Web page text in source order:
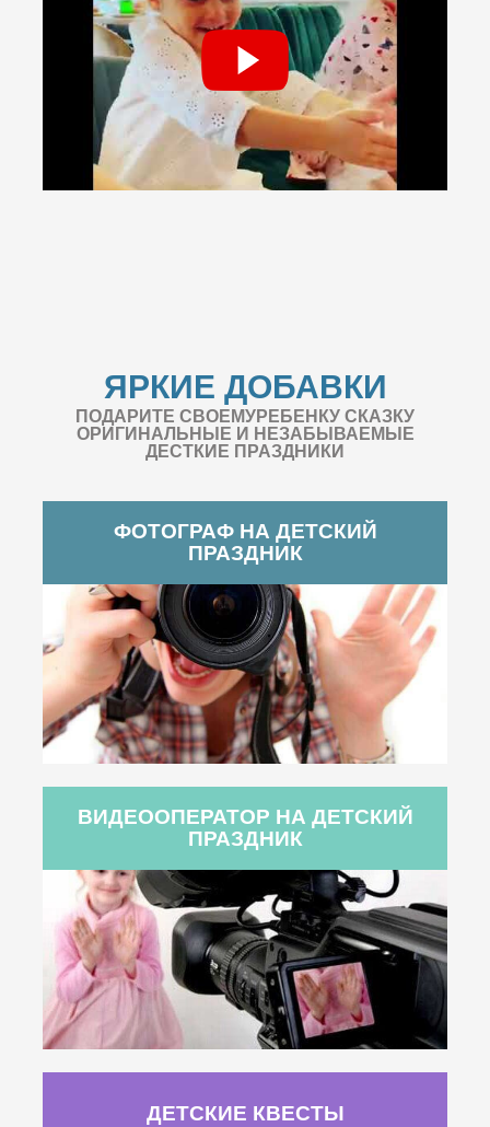
ЯРКИЕ ДОБАВКИ
ПОДАРИТЕ СВОЕМУРЕБЕНКУ СКАЗКУ
ОРИГИНАЛЬНЫЕ И НЕЗАБЫВАЕМЫЕ
ДЕСТКИЕ ПРАЗДНИКИ
ФОТОГРАФ НА ДЕТСКИЙ
ПРАЗДНИК
ВИДЕООПЕРАТОР НА ДЕТСКИЙ
ПРАЗДНИК
ДЕТСКИЕ КВЕСТЫ